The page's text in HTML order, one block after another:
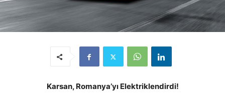
Karsan, Romanya’yı Elektriklendirdi!